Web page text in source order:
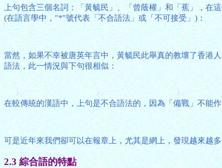
上句包含三個名詞：「黃毓民」、「曾蔭權」和「蕉」，在
(在語言學中，"*"號代表「不合語法」或「不可接受」)：
當然，如果不幸被唐英年言中，黃毓民此舉真的教壞了香港
語法，此一情況與下句很相似：
在較傳統的漢語中，上句是不合語法的，因為「備戰」不能
可是近年來我們卻可以在報章上，尤其是網上，發現越來越
2.3 綜合語的特點